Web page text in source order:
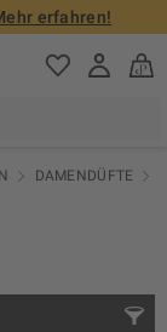
erfahren!
DAMENDÜFTE